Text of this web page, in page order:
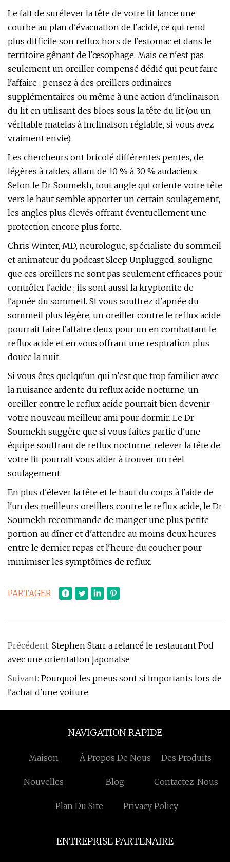
Le fait de surélever la tête de votre lit lance une
courbe au plan d'évacuation de l'acide, ce qui rend
plus difficile son reflux hors de l'estomac et dans le
territoire gênant de l'œsophage. Mais ce n'est pas
seulement un oreiller compensé dédié qui peut faire
l'affaire : pensez à des oreillers ordinaires
supplémentaires ou même à une action d'inclinaison
du lit en utilisant des blocs sous la tête du lit (ou un
véritable matelas à inclinaison réglable, si vous avez
vraiment envie).
Les chercheurs ont bricolé différentes pentes, de
légères à raides, allant de 10 % à 30 % audacieux.
Selon le Dr Soumekh, tout angle qui oriente votre tête
vers le haut semble apporter un certain soulagement,
les angles plus élevés offrant éventuellement une
protection encore plus forte.
Chris Winter, MD, neurologue, spécialiste du sommeil
et animateur du podcast Sleep Unplugged, souligne
que ces oreillers ne sont pas seulement efficaces pour
contrôler l'acide ; ils sont aussi la kryptonite de
l'apnée du sommeil. Si vous souffrez d'apnée du
sommeil plus légère, un oreiller contre le reflux acide
pourrait faire l'affaire deux pour un en combattant le
reflux acide et en vous offrant une respiration plus
douce la nuit.
Si vous êtes quelqu'un qui n'est que trop familier avec
la nuisance ardente du reflux acide nocturne, un
oreiller contre le reflux acide pourrait bien devenir
votre nouveau meilleur ami pour dormir. Le Dr
Soumekh suggère que si vous faites partie d'une
équipe souffrant de reflux nocturne, relever la tête de
votre lit pourrait vous aider à trouver un réel
soulagement.
En plus d'élever la tête et le haut du corps à l'aide de
l'un des meilleurs oreillers contre le reflux acide, le Dr
Soumekh recommande de manger une plus petite
portion au dîner et d'attendre au moins deux heures
entre le dernier repas et l'heure du coucher pour
minimiser les symptômes de reflux.
PARTAGER
Précédent: Stephen Starr a relancé le restaurant Pod
avec une orientation japonaise
Suivant: Pourquoi les pneus sont si importants lors de
l'achat d'une voiture
NAVIGATION RAPIDE
Maison À Propos De Nous Des Produits
Nouvelles Blog Contactez-Nous
Plan Du Site Privacy Policy
ENTREPRISE PARTENAIRE